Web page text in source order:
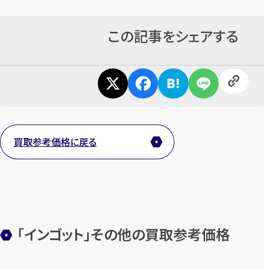
カンタン無料
最短1分！今すぐ査定金額をお伝えいたします
無料査定
メールで無料相談する
この記事をシェアする
買取参考価格に戻る
「インゴット」その他の買取参考価格